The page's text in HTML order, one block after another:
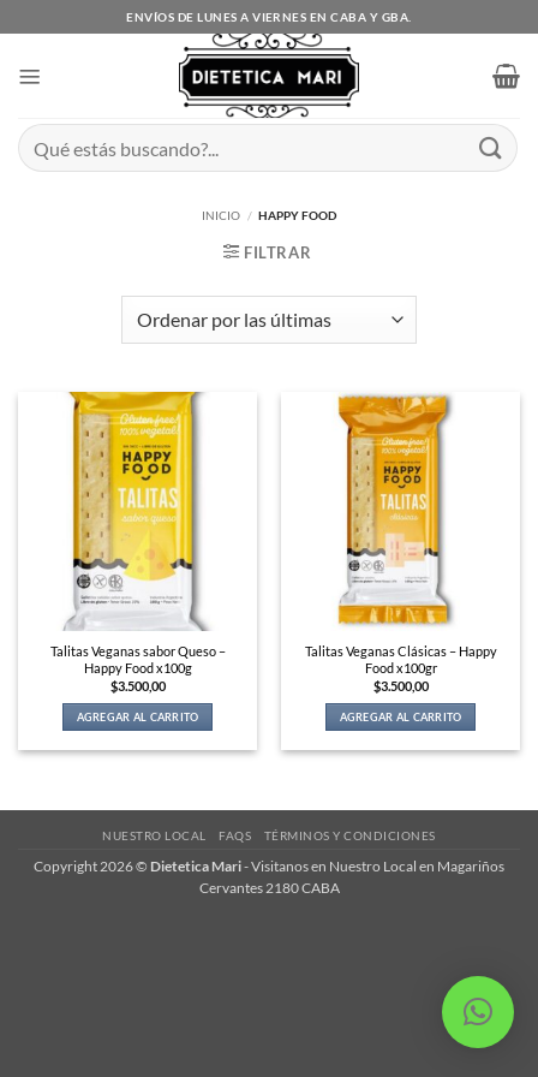
al
ENVÍOS DE LUNES A VIERNES EN CABA Y GBA.
Buscar
por:
INICIO / HAPPY FOOD
FILTRAR
Talitas Veganas sabor Queso –
Happy Food x100g
$3.500,00
AGREGAR AL CARRITO
Talitas Veganas Clásicas – Happy
Food x100gr
$3.500,00
AGREGAR AL CARRITO
NUESTRO LOCAL FAQS TÉRMINOS Y CONDICIONES
Copyright 2026 © Dietetica Mari-Visitanos en Nuestro Local en Magariños
Cervantes 2180 CABA